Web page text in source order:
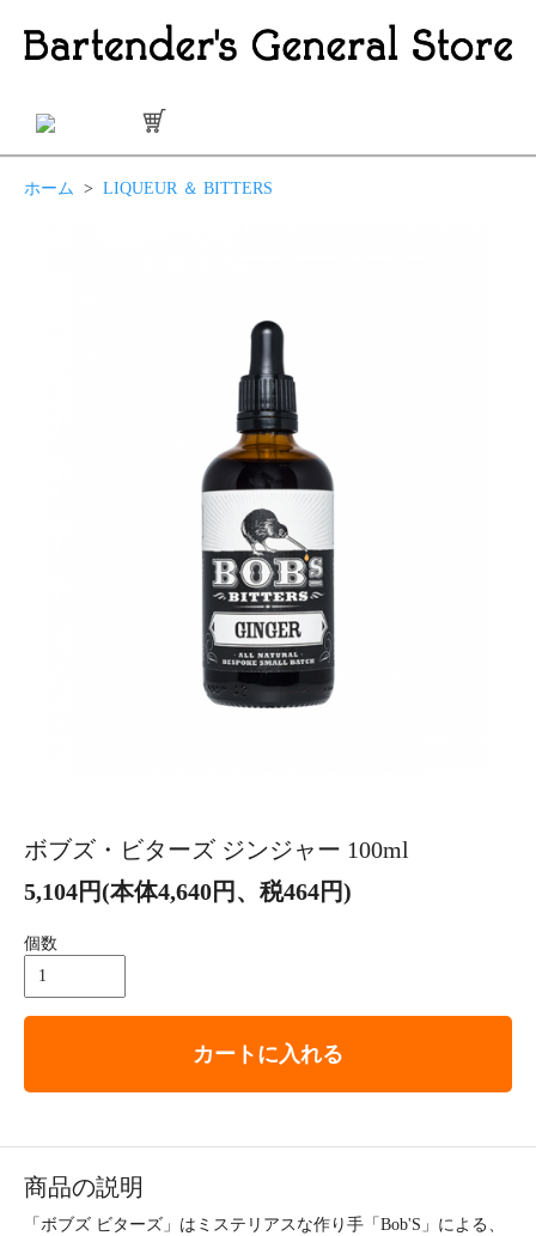
ホーム > LIQUEUR ＆ BITTERS
ボブズ・ビターズ ジンジャー 100ml
5,104円(本体4,640円、税464円)
個数
カートに入れる
商品の説明
「ボブズ ビターズ」はミステリアスな作り手「Bob'S」による、